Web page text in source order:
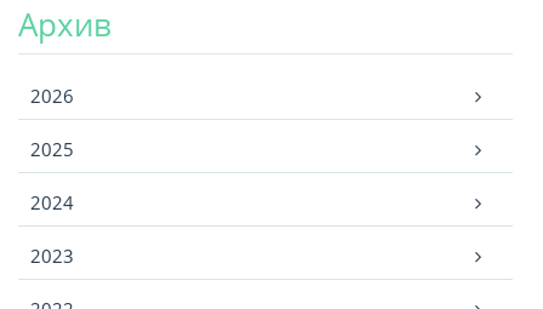
Архив
2026
2025
2024
2023